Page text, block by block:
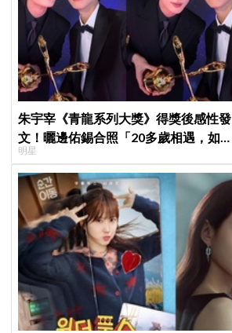
朱宇宰《青龍系列大獎》得獎後感性發
文！曬邊佑錫合照「20多歲相遇，如今
一起站上頒獎舞台」
明星